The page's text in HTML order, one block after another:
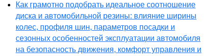
Как грамотно подобрать идеальное соотношение
диска и автомобильной резины: влияние ширины
колес, профиля шин, параметров посадки и
сезонных особенностей эксплуатации автомобиля
на безопасность движения, комфорт управления и